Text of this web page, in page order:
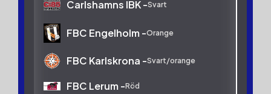
Carlshamns IBK -Svart
FBC Engelholm -Orange
FBC Karlskrona -Svart/orange
FBC Lerum -Röd